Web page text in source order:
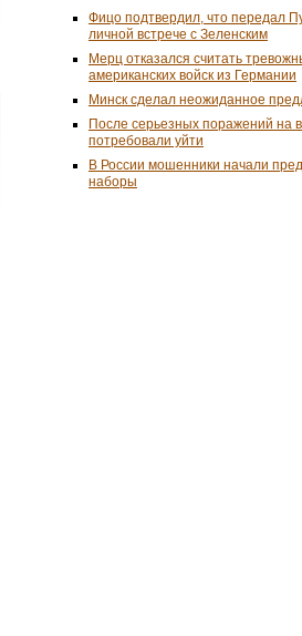
Фицо подтвердил, что передал
личной встрече с Зеленским
Мерц отказался считать
американских войск из Германии
Минск сделал неожиданное
После серьезных поражений на
потребовали уйти
В России мошенники начали
наборы